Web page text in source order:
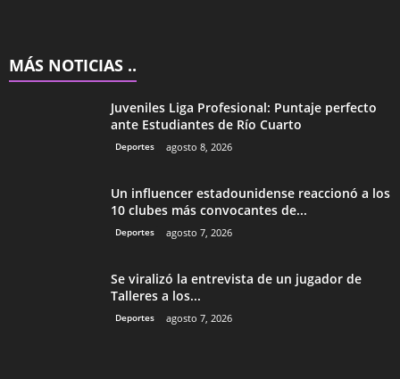
MÁS NOTICIAS ..
Juveniles Liga Profesional: Puntaje perfecto
ante Estudiantes de Río Cuarto
Deportes agosto 8, 2026
Un influencer estadounidense reaccionó a los
10 clubes más convocantes de...
Deportes agosto 7, 2026
Se viralizó la entrevista de un jugador de
Talleres a los...
Deportes agosto 7, 2026